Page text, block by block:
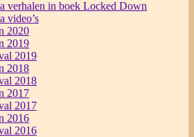
verhalen in boek Locked Down
video’s
2020
2019
2019
2018
2018
2017
2017
2016
2016